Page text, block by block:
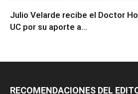
Julio Velarde recibe el Doctor
UC por su aporte a...
RECOMENDACIONES DEL